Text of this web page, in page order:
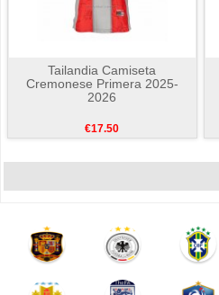
Tailandia Camiseta
Cremonese Primera 2025-
2026
€17.50